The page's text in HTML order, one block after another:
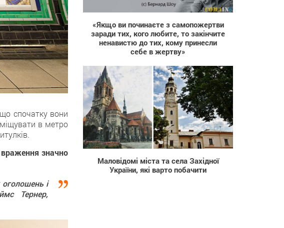
що спочатку вони
в метро
враження значно
і
Тернер,
19 867
«Якщо ви починаєте з самопожертви
заради тих, кого любите, то закінчите
ненавистю до тих, кому принесли
себе в жертву»
3 256
Маловідомі міста та села Західної
України, які варто побачити